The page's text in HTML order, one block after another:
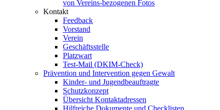
von Vereins-bezogenen Fotos
Kontakt
Feedback
Vorstand
Verein
Geschäftsstelle
Platzwart
Test-Mail (DKIM-Check)
Prävention und Intervention gegen Gewalt
Kinder- und Jugendbeauftragte
Schutzkonzept
Übersicht Kontaktadressen